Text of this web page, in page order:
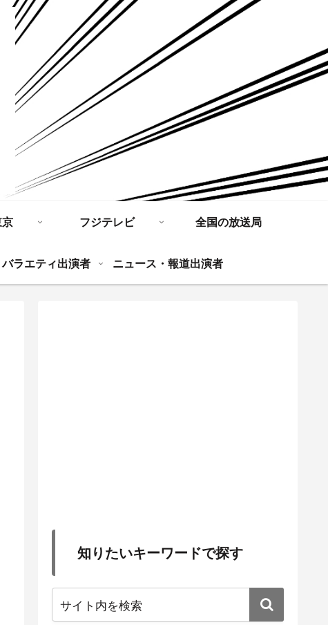
フジテレビ 全国の放送局
バラエティ出演者 ニュース・報道出演者
知りたいキーワードで探す